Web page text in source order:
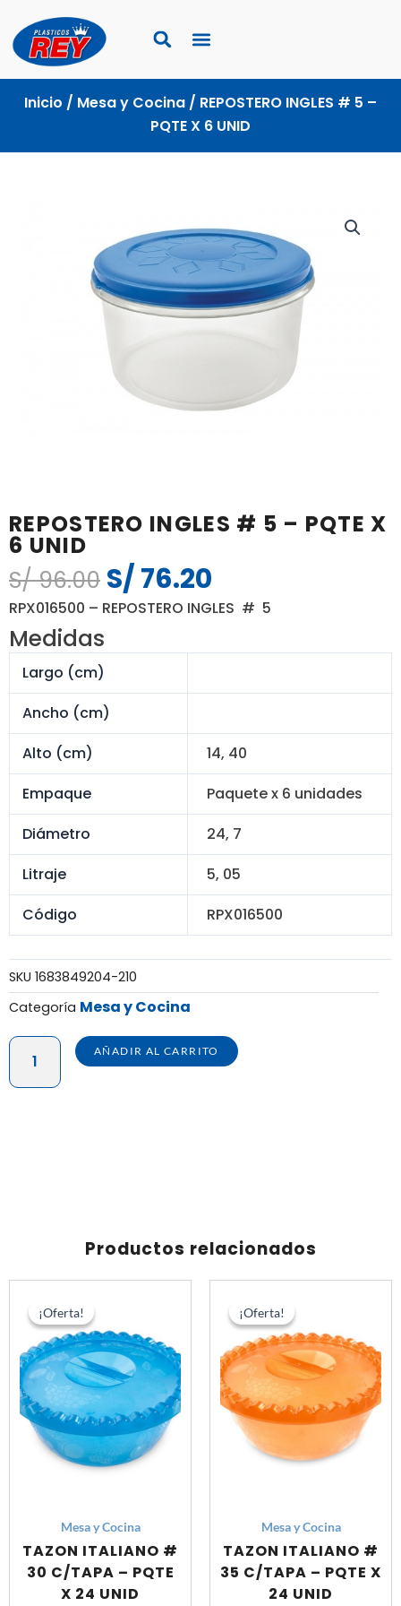
contenido
Inicio / Mesa y Cocina / REPOSTERO INGLES # 5 –
PQTE X 6 UNID
REPOSTERO INGLES # 5 – PQTE X
6 UNID
S/96.00 El
precio
era:
S/76.20
precio
es:
RPX016500 – REPOSTERO INGLES # 5
Medidas
Largo (cm)
Ancho (cm)
Alto (cm)
14, 40
Empaque
Paquete x 6 unidades
Diámetro
24, 7
Litraje
5, 05
Código
RPX016500
SKU 1683849204-210
Categoría Mesa y Cocina
REPOSTERO
INGLES
#
AÑADIR AL CARRITO
Productos relacionados
¡Oferta!
¡Oferta!
Mesa y Cocina
TAZON ITALIANO #
30 C/TAPA – PQTE
X 24 UNID
era:
S/ 283.20.
es:
S/ 226.80.
¡Oferta!
¡Oferta!
Mesa y Cocina
TAZON ITALIANO #
35 C/TAPA – PQTE X
24 UNID
era:
S/ 336.00.
es:
S/